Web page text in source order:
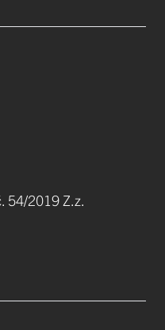
54/2019 Z.z.